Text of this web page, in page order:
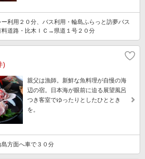
利用２０分、バス利用・輪島ふらっと訪夢バス
料道路・比木ＩＣ→県道１号２０分
)
親父は漁師。新鮮な魚料理が自慢の海
辺の宿。日本海が眼前に迫る展望風呂
つき客室でゆったりとしたひととき
を。
方面へ車で３０分